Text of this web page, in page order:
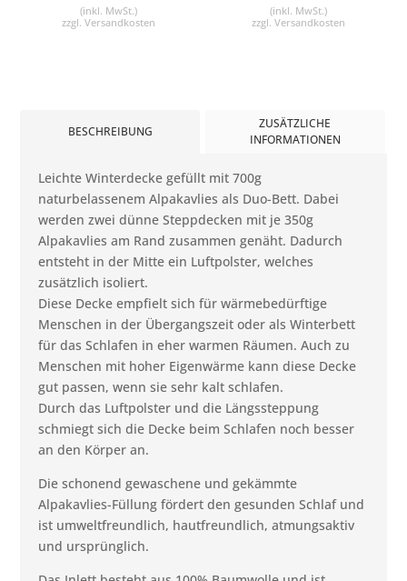
BESCHREIBUNG
ZUSÄTZLICHE
INFORMATIONEN
Leichte Winterdecke gefüllt mit 700g
naturbelassenem Alpakavlies als Duo-Bett. Dabei
werden zwei dünne Steppdecken mit je 350g
Alpakavlies am Rand zusammen genäht. Dadurch
entsteht in der Mitte ein Luftpolster, welches
zusätzlich isoliert.
Diese Decke empfielt sich für wärmebedürftige
Menschen in der Übergangszeit oder als Winterbett
für das Schlafen in eher warmen Räumen. Auch zu
Menschen mit hoher Eigenwärme kann diese Decke
gut passen, wenn sie sehr kalt schlafen.
Durch das Luftpolster und die Längssteppung
schmiegt sich die Decke beim Schlafen noch besser
an den Körper an.
Die schonend gewaschene und gekämmte
Alpakavlies-Füllung fördert den gesunden Schlaf und
ist umweltfreundlich, hautfreundlich, atmungsaktiv
und ursprünglich.
(inkl. MwSt.)
zzgl. Versandkosten
(inkl. MwSt.)
zzgl.Versandkosten